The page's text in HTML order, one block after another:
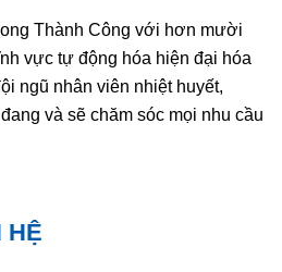
Thành Công với hơn mười
vực tự động hóa hiện đại hóa
ngũ nhân viên nhiệt huyết,
và sẽ chăm sóc mọi nhu cầu
HỆ